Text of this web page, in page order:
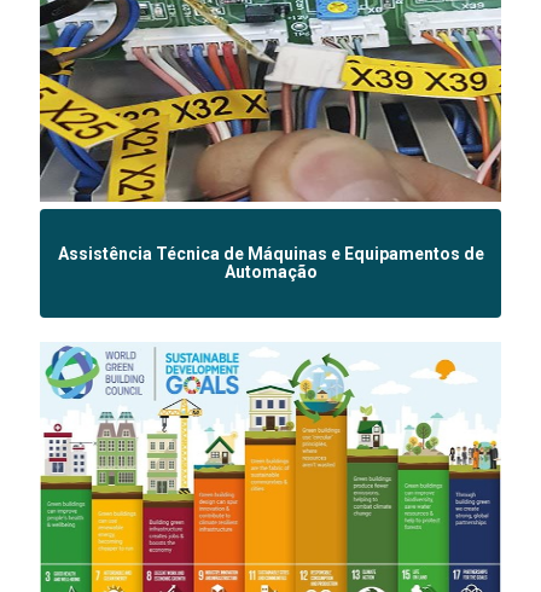
Assistência Técnica de Máquinas e Equipamentos de
Automação